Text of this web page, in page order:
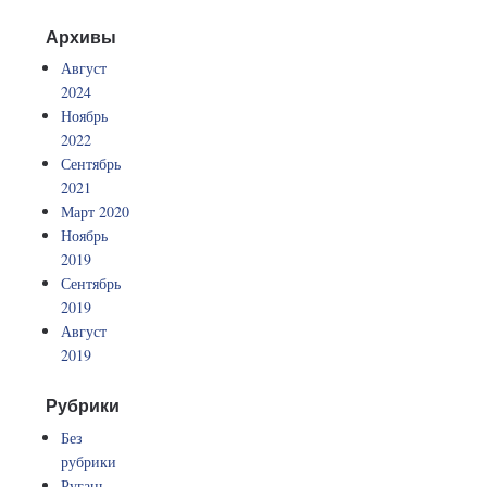
Архивы
Август
2024
Ноябрь
2022
Сентябрь
2021
Март 2020
Ноябрь
2019
Сентябрь
2019
Август
2019
Рубрики
Без
рубрики